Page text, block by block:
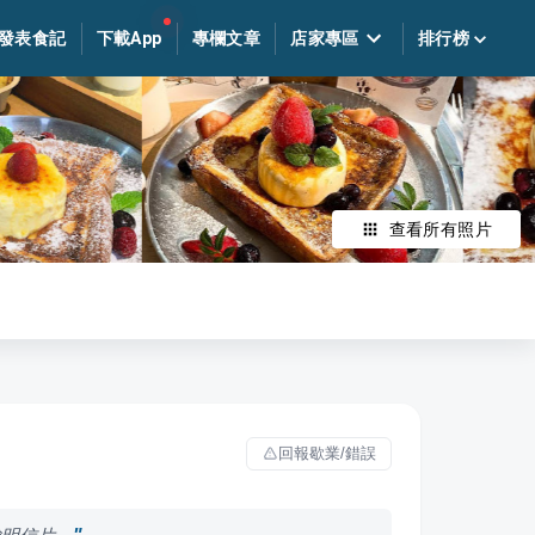
表食記 下載App 專欄文章 店家專區 排行榜
查看所有照片
回報歇業/錯誤